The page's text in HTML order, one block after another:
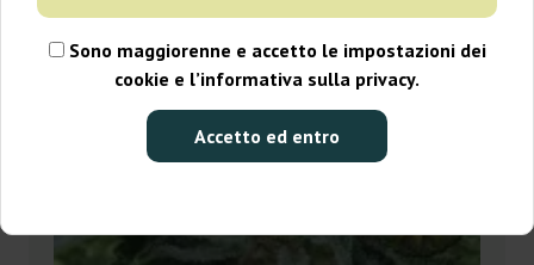
Sono maggiorenne e accetto le impostazioni dei
cookie e l’informativa sulla privacy.
Accetto ed entro